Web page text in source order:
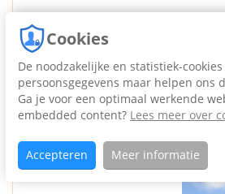
Cookies
De noodzakelijke en statistiek-
persoonsgegevens maar helpen ons
Ga je voor een optimaal werkende
embedded content? Lees meer over
Accepteren Meer informatie